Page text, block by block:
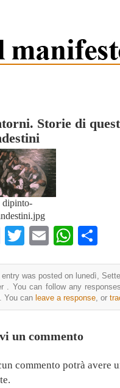
Storie di
dipinto-
Facebook
TwitterEmail
was posted on lunedì,
. You can follow any
You can leave a response, or
un commento
commento potrà avere